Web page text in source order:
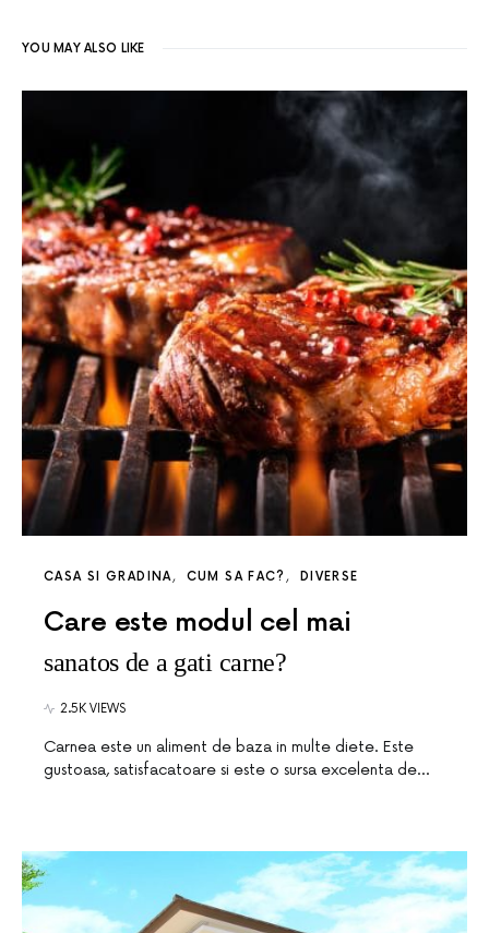
YOU MAY ALSO LIKE
CASA SI GRADINA CUM SA FAC? DIVERSE
Care este modul cel mai
sanatos de a gati carne?
2.5K VIEWS
Carnea este un aliment de baza in multe diete. Este
gustoasa, satisfacatoare si este o sursa excelenta de…